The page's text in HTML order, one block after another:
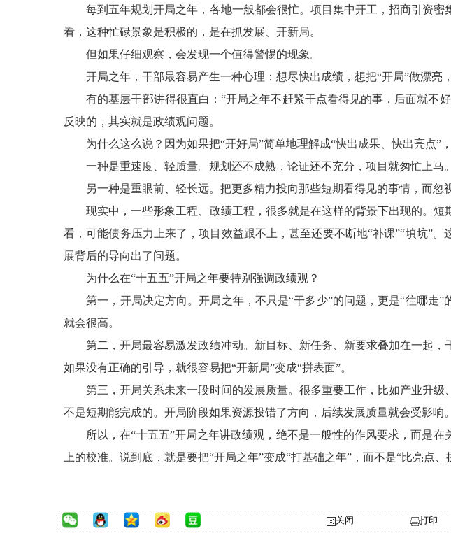
每到五年规划开局之年，各地一般都会很忙。项目集中开工，招商引资密
看，这种忙碌景象是积极的，是在抓发展、开新局。
但如果仔细观察，会发现一个值得警惕的现象。
开局之年，干部最容易产生一种心理：想尽快出成绩，想把“开局”做漂亮，
有的基层干部讲得很直白：“开局之年不赶紧干点看得见的事，后面就不
反映的，其实就是政绩观问题。
为什么这么说？因为如果把“开好局”简单地理解成“快出成果、快出亮点”，
一种是重速度、轻质量。规划还不成熟，论证还不充分，项目就匆忙上马。
另一种是重眼前、轻长远。把更多精力投向那些短期看得见的事情，而忽
现实中，一些形象工程、政绩工程，很多就是在这样的背景下出现的。短
看，可能债务压力上来了，项目效益跟不上，甚至还要不断地“补课”“填坑”
展背后的导向出了问题。
为什么在“十五五”开局之年要特别强调政绩观？
第一，开局决定方向。开局之年，不只是“干多少”的问题，更是“往哪走”
就会很高。
第二，开局最容易激发政绩冲动。新目标、新任务、新要求叠加在一起，
如果没有正确的引导，就很容易把“开新局”变成“拼表面”。
第三，开局关系未来一段时间的发展质量。很多重要工作，比如产业升级
不是短期能完成的。开局阶段如果资源投错了方向，后续发展质量就会受影响。
所以，在“十五五”开局之年讲政绩观，绝不是一般性的作风要求，而是在
上的校准。说到底，就是要把“开局之年”变成“打基础之年”，而不是“比亮点、
关闭 打印